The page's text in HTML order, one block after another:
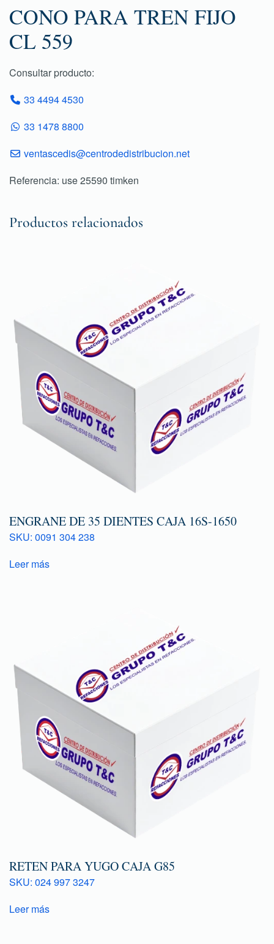
CONO PARA TREN FIJO
CL 559
Consultar producto:
33 4494 4530
33 1478 8800
ventascedis@centrodedistribucion.net
Referencia: use 25590 timken
Productos relacionados
ENGRANE DE 35 DIENTES CAJA 16S-1650
SKU: 0091 304 238
Leer más
RETEN PARA YUGO CAJA G85
SKU: 024 997 3247
Leer más